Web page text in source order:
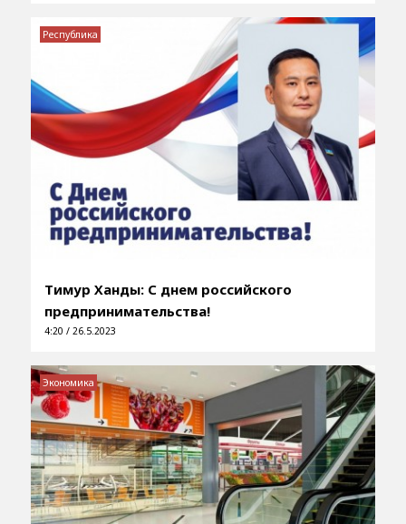
Тимур Ханды: С днем российского
предпринимательства!
4:20 / 26.5.2023
Республика
Экономика